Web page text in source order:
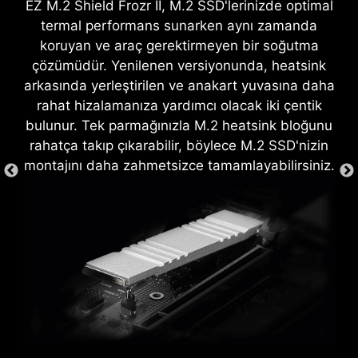
EZ M.2 Shield Frozr II, M.2 SSD'lerinizde optimal
termal performans sunarken aynı zamanda
koruyan ve araç gerektirmeyen bir soğutma
çözümüdür. Yenilenen versiyonunda, heatsink
arkasında yerleştirilen ve anakart yuvasına daha
rahat hizalamanıza yardımcı olacak iki çentik
bulunur. Tek parmağınızla M.2 heatsink bloğunu
rahatça takıp çıkarabilir, böylece M.2 SSD'nizin
montajını daha zahmetsizce tamamlayabilirsiniz.
EZ MOUNTING
MSI anakartlarda devreler, kolay montaj için
yükseltme vidalarının çevresinde temiz ve boş
alan kalacak şekilde tasarlanır. Ayrıca çizilme ve
hasarı önlemek için her vida deliği çevresinde
EZ DEBUG LED
Dahili LED'ler sorunun kaynağını belirterek
sisteminizi tekrar çalışır hale getirmek için tam
olarak nereye bakmanız gerektiğini gösterir.
bellek üzerinde hızaşırtma işlemi son derece
kolay hale geliyor. Böylece kullanıcılar sistem
performansını geliştirmek için zor anlaşılır
ayarlarla baş etmek zorunda kalmayacaklar.
CREATION BOOST
Tek tıklamayla CPU hızaşırtma
işlemi, tomatik olarak CPU